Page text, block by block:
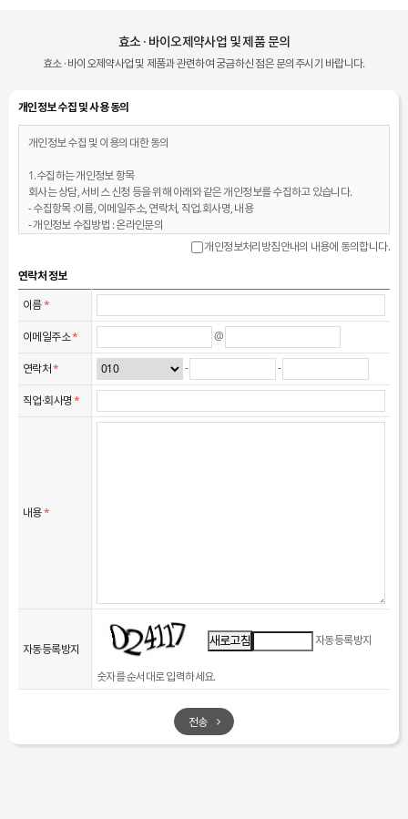
효소 · 바이오제약사업 및 제품 문의
효소 · 바이오제약사업 및 제품과 관련하여 궁금하신 점은 문의주시기 바랍니다.
개인정보 수집 및 사용 동의
개인정보 수집 및 이용의 대한 동의
1.수집하는 개인정보 항목
회사는 상담, 서비스 신청 등을 위해 아래와 같은 개인정보를 수집하고 있습니다.
- 수집항목 :이름, 이메일주소, 연락처, 직업.회사명, 내용
- 개인정보 수집방법 : 온라인문의
회사는 수집한 개인정보를 다음의 목적을 위해 활용합니다.
온라인문의 상담 서비스 신청, 서비스 관련 문의 등을 포함한 이용계약 관련 사항의
처리
3. 개인정보의 보유 및 이용기간
원칙적으로, 개인정보 수집 및 이용목적이 달성된 후에는 해당 정보를 지체 없이
파기합니다. 단, 관계법령의 규정에 의하여 보존할 필요가 있는 경우 회사는 아래와
같이 관계법령에서 정한 일정한 기간 동안 회원정보를 보관합니다.
보존 항목 : 상담신청기록
대금결제 및 재화 등의 공급에 관한 기록 : 5년 (전자상거래등에서의 소비자보호에 관한
개인정보처리방침안내의 내용에 동의합니다.
연락처 정보
이름*
이메일주소* @
연락처* - -
직업·회사명*
내용*
자동등록방지 새로고침 자동등록방지
숫자를 순서대로 입력하세요.
전송